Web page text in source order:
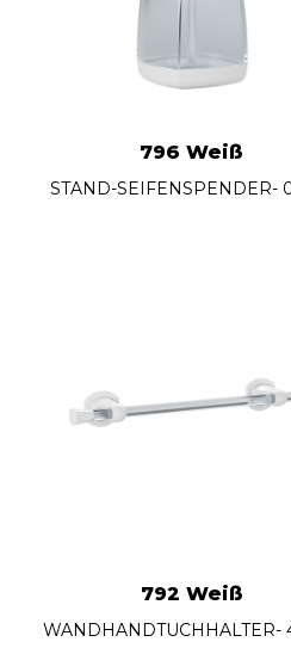
796 Weiß
STAND-SEIFENSPENDER-
792 Weiß
WANDHANDTUCHHALTER-